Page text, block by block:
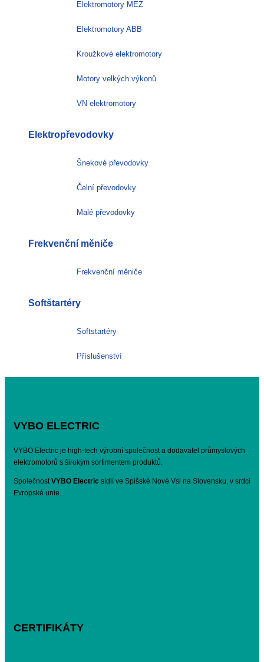
Elektromotory MEZ
Elektromotory ABB
Kroužkové elektromotory
Motory velkých výkonů
VN elektromotory
Elektropřevodovky
Šnekové převodovky
Čelní převodovky
Malé převodovky
Frekvenční měniče
Frekvenční měniče
Softštartéry
Softstartéry
Příslušenství
VYBO ELECTRIC
VYBO Electric je high-tech výrobní společnost a dodavatel průmyslových
elektromotorů s širokým sortimentem produktů.
Společnost VYBO Electric sídlí ve Spišské Nové Vsi na Slovensku, v srdci
Evropské unie.
CERTIFIKÁTY